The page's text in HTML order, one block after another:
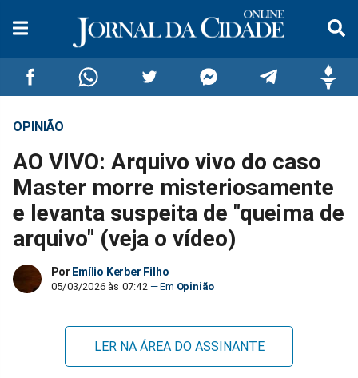
Compartilhar
no
Facebook
Compartilhar
no
Whatsapp
no
Twitter
no
Messenger
no
Telegram
no
Gettr
OPINIÃO
AO VIVO: Arquivo vivo do caso
Master morre misteriosamente
e levanta suspeita de "queima de
arquivo" (veja o vídeo)
Por Emílio Kerber Filho
05/03/2026 às 07:42 Opinião
LER NA ÁREA DO ASSINANTE